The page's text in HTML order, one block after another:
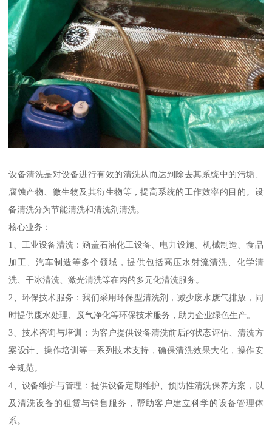
设备清洗是对设备进行有效的清洗从而达到除去其系统中的污垢、
腐蚀产物、微生物及其衍生物等，提高系统的工作效率的目的。设
备清洗分为节能清洗和清洗剂清洗。
核心业务：
1、工业设备清洗：涵盖石油化工设备、电力设施、机械制造、食品
加工、汽车制造等多个领域，提供包括高压水射流清洗、化学清
洗、干冰清洗、激光清洗等在内的多元化清洗服务。
2、环保技术服务：我们采用环保型清洗剂，减少废水废气排放，同
时提供废水处理、废气净化等环保技术服务，助力企业绿色生产。
3、技术咨询与培训：为客户提供设备清洗前后的状态评估、清洗方
案设计、操作培训等一系列技术支持，确保清洗效果大化，操作安
全规范。
4、设备维护与管理：提供设备定期维护、预防性清洗保养方案，以
及清洗设备的租赁与销售服务，帮助客户建立科学的设备管理体
系。